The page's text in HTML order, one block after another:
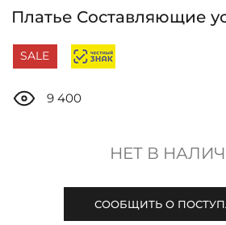
ТАБЛИЦА РАЗМЕРОВ
Платье Составляющие
SALE
9 400
НЕТ В
СООБЩИТЬ О